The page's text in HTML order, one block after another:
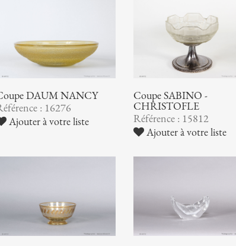
DAUM NANCY
: 16276
Ajouter à votre liste
Coupe SABINO -
CHRISTOFLE
Référence : 15812
Ajouter à votre liste